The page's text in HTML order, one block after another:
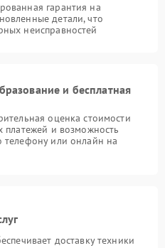
гарантия на
детали, что
неисправностей
и бесплатная
оценка стоимости
платежей и возможность
телефону или онлайн на
доставку техники